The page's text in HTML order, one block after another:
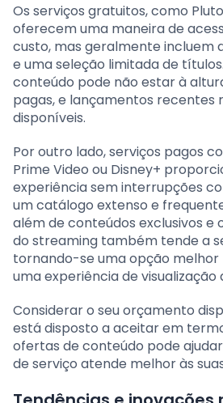
Os serviços gratuitos, como
oferecem uma maneira de
custo, mas geralmente incluem
e uma seleção limitada de
conteúdo pode não estar à
pagas, e lançamentos recentes
disponíveis.
Por outro lado, serviços pagos
Prime Video ou Disney+
experiência sem interrupções
um catálogo extenso e
além de conteúdos exclusivos e
do streaming também tende a
tornando-se uma opção melhor
uma experiência de visualização
Considerar o seu orçamento
está disposto a aceitar em
ofertas de conteúdo pode
de serviço atende melhor às